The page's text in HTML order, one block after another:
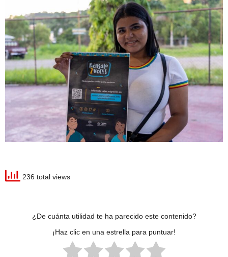
236 total views
¿De cuánta utilidad te ha parecido este contenido?
¡Haz clic en una estrella para puntuar!